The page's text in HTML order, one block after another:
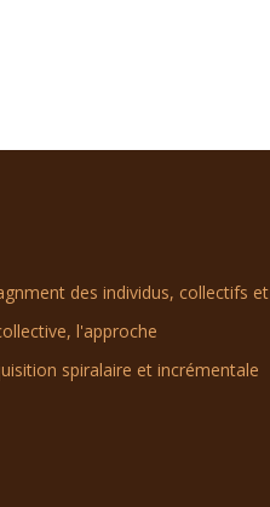
des individus, collectifs et
l'approche
spiralaire et incrémentale